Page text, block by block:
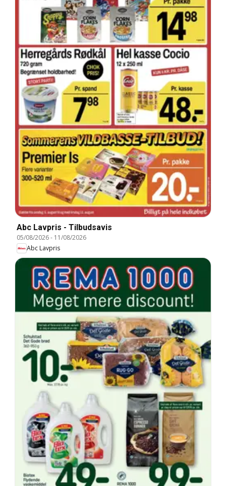
Abc Lavpris - Tilbudsavis
05/08/2026- 11/08/2026
Abc Lavpris